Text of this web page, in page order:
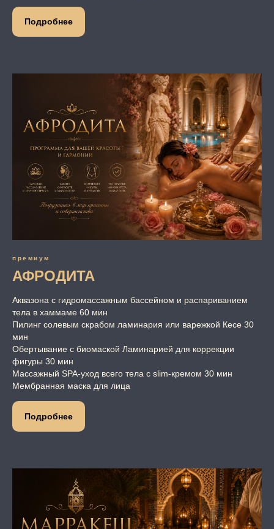
Подробнее
премиум
АФРОДИТА
Аквазона с гидромассажным бассейном и распариванием
тела в хаммаме 60 мин
Пилинг солевым скрабом ламинария или варежкой Кесе 30
мин
Обертывание с биомаской Ламинарией для коррекции
фигуры 30 мин
Массажный SPA-уход всего тела с slim-кремом 30 мин
Мембранная маска для лица
Подробнее